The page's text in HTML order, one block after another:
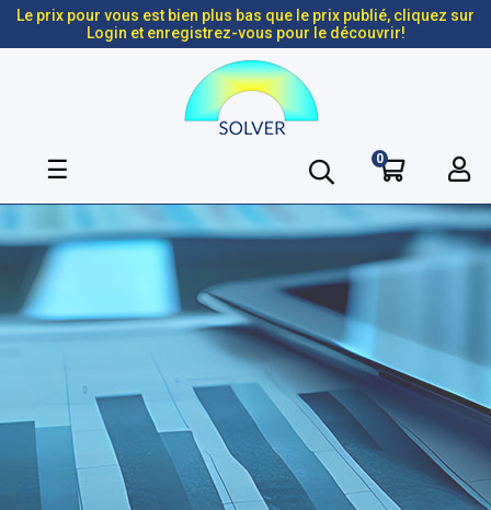
Le prix pour vous est bien plus bas que le prix publié, cliquez sur
Login et enregistrez-vous pour le découvrir!
Basculer
navigation
☰ 0